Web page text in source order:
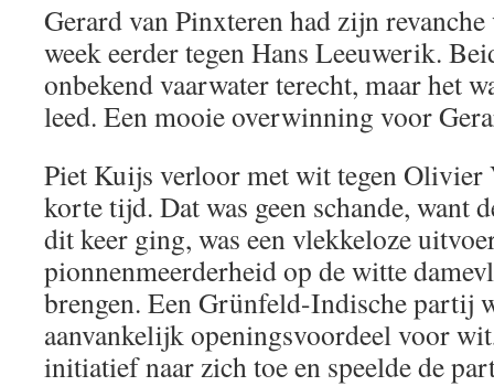
Gerard van Pinxteren had zijn
week eerder tegen Hans Leeuwerik.
onbekend vaarwater terecht, maar het
leed. Een mooie overwinning voor
Piet Kuijs verloor met wit tegen Olivier
korte tijd. Dat was geen schande, want
dit keer ging, was een vlekkeloze
pionnenmeerderheid op de witte
brengen. Een Grünfeld-Indische partij
aanvankelijk openingsvoordeel voor
initiatief naar zich toe en speelde de